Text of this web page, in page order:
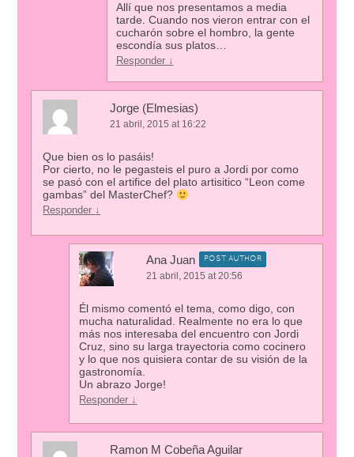
Allí que nos presentamos a media
tarde. Cuando nos vieron entrar con el
cucharón sobre el hombro, la gente
escondía sus platos…
Responder ↓
Jorge (Elmesias)
21 abril, 2015 at 16:22
Que bien os lo pasáis!
Por cierto, no le pegasteis el puro a Jordi por como
se pasó con el artifice del plato artisitico “Leon come
gambas” del MasterChef?
Responder ↓
Ana Juan POST AUTHOR
21 abril, 2015 at 20:56
Él mismo comentó el tema, como digo, con
mucha naturalidad. Realmente no era lo que
más nos interesaba del encuentro con Jordi
Cruz, sino su larga trayectoria como cocinero
y lo que nos quisiera contar de su visión de la
gastronomía.
Un abrazo Jorge!
Responder ↓
Ramon M Cobeña Aguilar